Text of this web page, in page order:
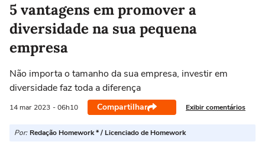
5 vantagens em promover a
diversidade na sua pequena
empresa
Não importa o tamanho da sua empresa, investir em
diversidade faz toda a diferença
14 mar 2023 - 06h10 Compartilhar Exibir comentários
Por: Redação Homework * / Licenciado de Homework